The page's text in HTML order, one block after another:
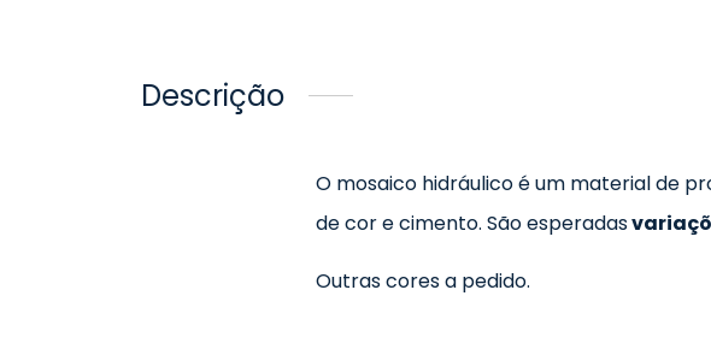
Descrição
O mosaico hidráulico é um material de
de cor e cimento. São esperadas
Outras cores a pedido.